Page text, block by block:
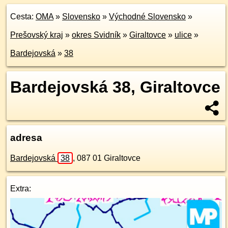
Cesta: OMA» Slovensko » Východné Slovensko »
Prešovský kraj » okres Svidník » Giraltovce » ulice »
Bardejovská » 38
Bardejovská 38, Giraltovce
adresa
Bardejovská 38 , 087 01 Giraltovce
Extra: